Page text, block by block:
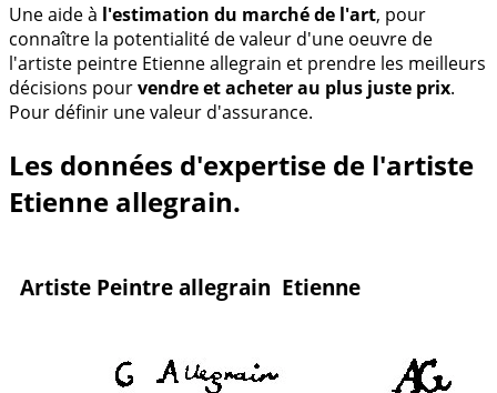
Une aide à l'estimation du marché de l'art, pour
connaître la potentialité de valeur d'une oeuvre de
l'artiste peintre Etienne allegrain et prendre les meilleurs
décisions pourvendre et acheter au plus juste prix.
Pour définir une valeur d'assurance.
Les données d'expertise de l'artiste
Etienne allegrain.
Artiste Peintre allegrain Etienne